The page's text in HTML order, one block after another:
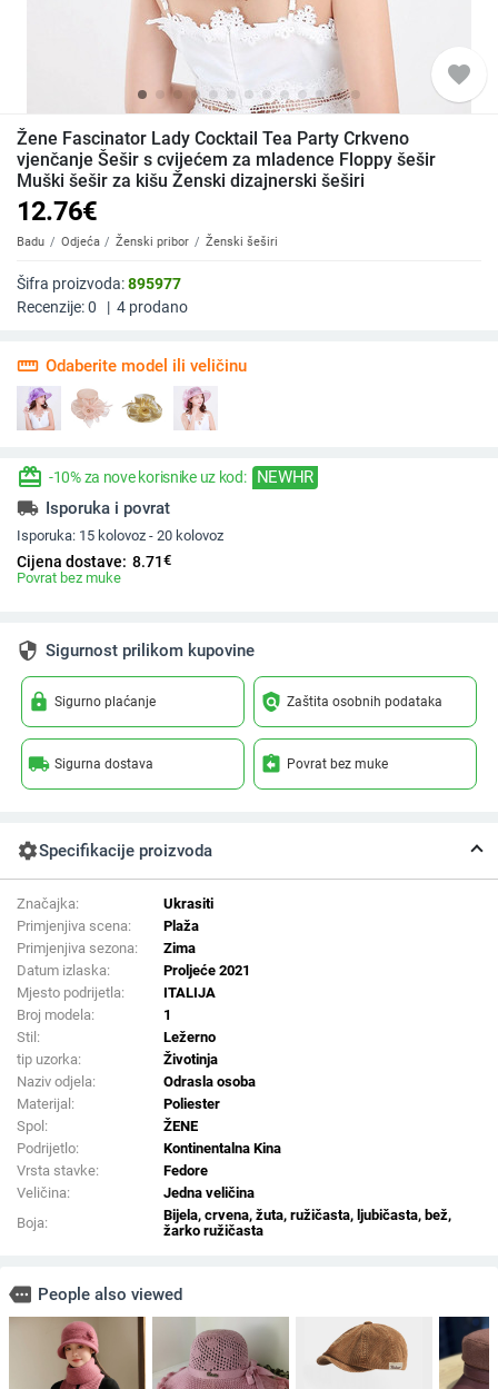
favorite
Žene Fascinator Lady Cocktail Tea Party Crkveno
vjenčanje Šešir s cvijećem za mladence Floppy šešir
Muški šešir za kišu Ženski dizajnerski šeširi
12.76€
Badu Odjeća Ženski pribor Ženski šeširi
Šifra proizvoda:895977
Recenzije:0 | 4 prodano
straighten Odaberite model ili veličinu
redeem -10% za nove korisnike uz kod: NEWHR
local_shipping Isporuka i povrat
Isporuka: 15 kolovoz - 20 kolovoz
Cijena dostave: 8.71€
Povrat bez muke
security Sigurnost prilikom kupovine
lock Sigurno plaćanje policy Zaštita osobnih podataka
local_shipping Sigurna dostava assignment_return Povrat bez muke
settingsSpecifikacije proizvoda
Značajka:
Ukrasiti
Primjenjiva scena:
Plaža
Primjenjiva sezona:
Zima
Datum izlaska:
Proljeće 2021
Mjesto podrijetla:
ITALIJA
Broj modela:
1
Stil:
Ležerno
tip uzorka:
Životinja
Naziv odjela:
Odrasla osoba
Materijal:
Poliester
Spol:
ŽENE
Podrijetlo:
Kontinentalna Kina
Vrsta stavke:
Fedore
Veličina:
Jedna veličina
Boja:
Bijela, crvena, žuta, ružičasta, ljubičasta, bež,
žarko ružičasta
more People also viewed